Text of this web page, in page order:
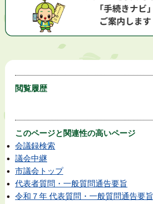
閲覧履歴
このページと 関連性の高いページ
会議録検索
議会中継
市議会トップ
代表者質問・一般質問通告要旨
令和７年 代表質問・一般質問通告要旨